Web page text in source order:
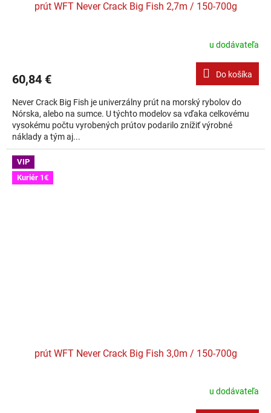
prút WFT Never Crack Big Fish 2,7m / 150-700g
u dodávateľa
60,84 € Do košíka
Never Crack Big Fish je univerzálny prút na morský rybolov do
Nórska, alebo na sumce. U týchto modelov sa vďaka celkovému
vysokému počtu vyrobených prútov podarilo znížiť výrobné
náklady a tým aj...
VIP
Kuriér 1€
prút WFT Never Crack Big Fish 3,0m / 150-700g
u dodávateľa